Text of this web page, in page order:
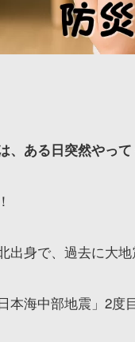
、ある日突然やっ
出身で、過去に大地
本海中部地震」2度